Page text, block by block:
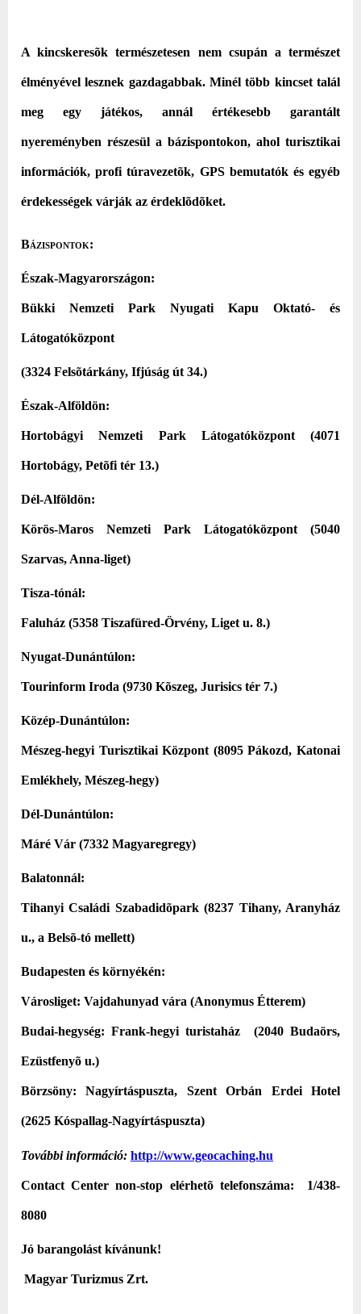
A kincskeresõk természetesen nem csupán a természet
élményével lesznek gazdagabbak. Minél több kincset talál
meg egy játékos, annál értékesebb garantált
nyereményben részesül a bázispontokon, ahol turisztikai
információk, profi túravezetõk, GPS bemutatók és egyéb
érdekességek várják az érdeklõdõket.
Bázispontok:
Észak-Magyarországon:
Bükki Nemzeti Park Nyugati Kapu Oktató- és
Látogatóközpont
(3324 Felsõtárkány, Ifjúság út 34.)
Észak-Alföldön:
Hortobágyi Nemzeti Park Látogatóközpont (4071
Hortobágy, Petõfi tér 13.)
Dél-Alföldön:
Körös-Maros Nemzeti Park Látogatóközpont (5040
Szarvas, Anna-liget)
Tisza-tónál:
Faluház (5358 Tiszafüred-Örvény, Liget u. 8.)
Nyugat-Dunántúlon:
Tourinform Iroda (9730 Kõszeg, Jurisics tér 7.)
Közép-Dunántúlon:
Mészeg-hegyi Turisztikai Központ (8095 Pákozd, Katonai
Emlékhely, Mészeg-hegy)
Dél-Dunántúlon:
Máré Vár (7332 Magyaregregy)
Balatonnál:
Tihanyi Családi Szabadidõpark (8237 Tihany, Aranyház
u., a Belsõ-tó mellett)
Budapesten és környékén:
Városliget: Vajdahunyad vára (Anonymus Étterem)
Budai-hegység: Frank-hegyi turistaház (2040 Budaörs,
Ezüstfenyõ u.)
Börzsöny: Nagyírtáspuszta, Szent Orbán Erdei Hotel
(2625 Kóspallag-Nagyírtáspuszta)
További információ: http://www.geocaching.hu
Contact Center non-stop elérhetõ telefonszáma: 1/438-
8080
Jó barangolást kívánunk!
Magyar Turizmus Zrt.